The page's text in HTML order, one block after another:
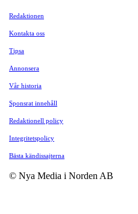
Redaktionen
Kontakta oss
Tipsa
Annonsera
Vår historia
Sponsrat innehåll
Redaktionell policy
Integritetspolicy
Bästa kändissajterna
© Nya Media i Norden AB